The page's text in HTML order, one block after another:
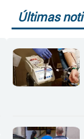
Últimas